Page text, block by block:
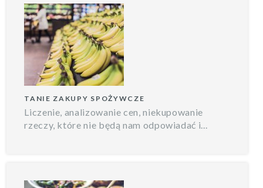
TANIE ZAKUPY SPOŻYWCZE
Liczenie, analizowanie cen, niekupowanie
rzeczy, które nie będą nam odpowiadać i...